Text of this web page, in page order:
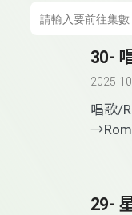
30-
2025-
唱歌/
→
29-